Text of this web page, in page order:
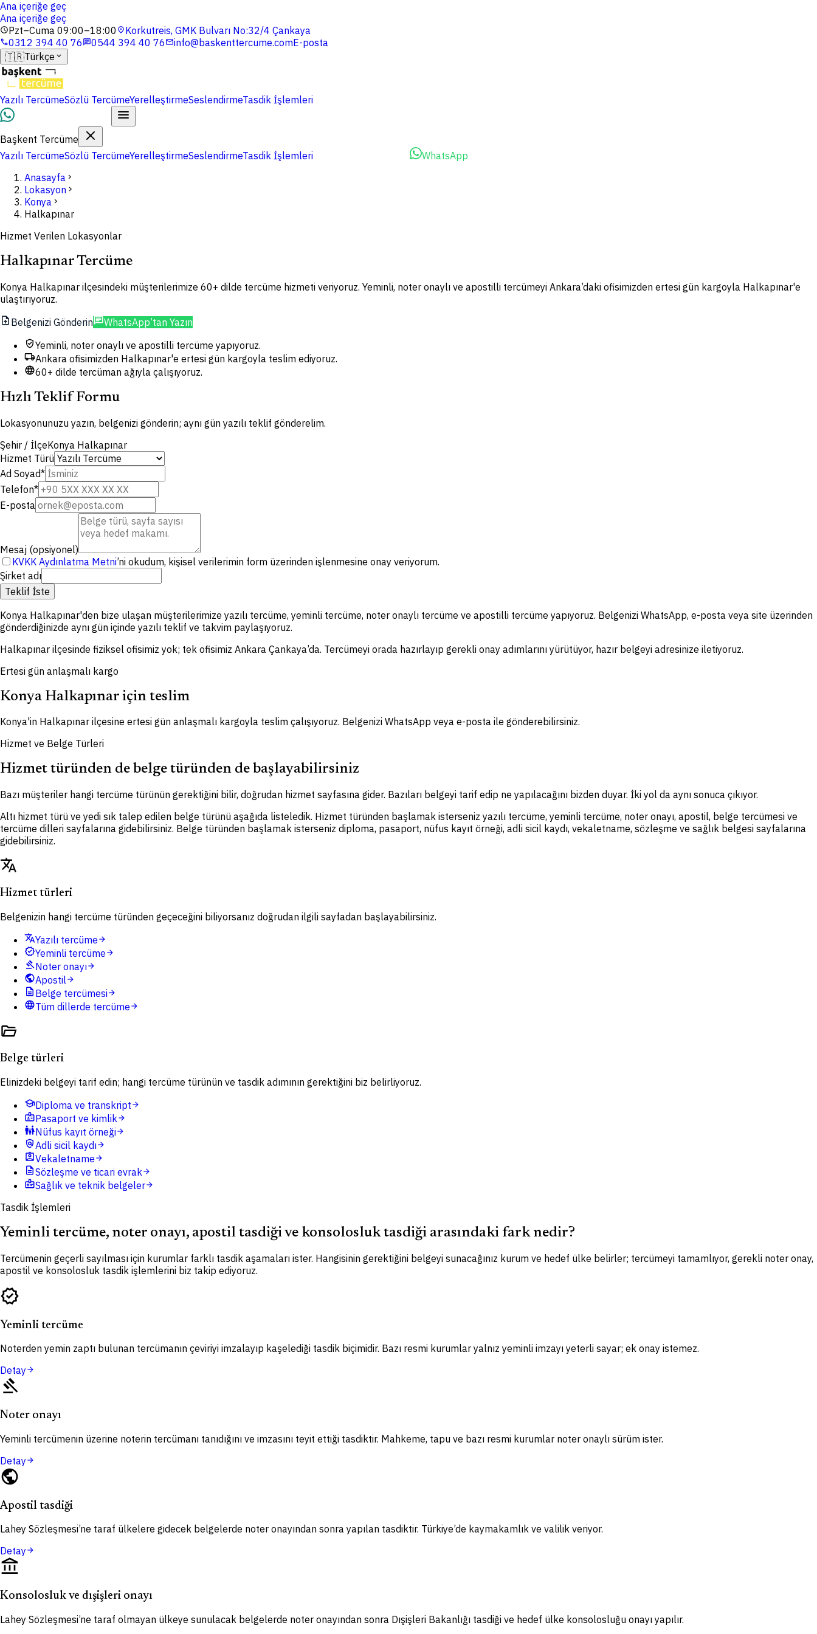
Ana içeriğe geç
Ana içeriğe geç
schedulePzt–Cuma 09:00–18:00 location_onKorkutreis, GMK Bulvarı No:32/4 Çankaya
phone0312 394 40 76chat0544 394 40 76mailinfo@baskenttercume.comE-posta
🇹🇷Türkçe expand_more
Yazılı TercümeSözlü TercümeYerelleştirmeSeslendirmeTasdik İşlemleri
Başkent Tercüme
Yazılı TercümeSözlü TercümeYerelleştirmeSeslendirmeTasdik İşlemleri
WhatsApp
Anasayfa chevron_right
Lokasyon chevron_right
Konya chevron_right
Halkapınar
Hizmet Verilen Lokasyonlar
Halkapınar Tercüme
Konya Halkapınar ilçesindeki müşterilerimize 60+ dilde tercüme hizmeti veriyoruz. Yeminli, noter onaylı ve apostilli tercümeyi Ankara’daki ofisimizden ertesi gün kargoyla Halkapınar'e
ulaştırıyoruz.
upload_file Belgenizi GönderinchatWhatsApp’tan Yazın
verified_userYeminli, noter onaylı ve apostilli tercüme yapıyoruz.
local_shippingAnkara ofisimizden Halkapınar'e ertesi gün kargoyla teslim ediyoruz.
language60+ dilde tercüman ağıyla çalışıyoruz.
Hızlı Teklif Formu
Lokasyonunuzu yazın, belgenizi gönderin; aynı gün yazılı teklif gönderelim.
Şehir / İlçeKonya Halkapınar
Hizmet Türü
Ad Soyad*
Telefon*
E-posta
Mesaj (opsiyonel)
KVKK Aydınlatma Metni’ni okudum, kişisel verilerimin form üzerinden işlenmesine onay veriyorum.
Şirket adı
Teklif İste
Konya Halkapınar'den bize ulaşan müşterilerimize yazılı tercüme, yeminli tercüme, noter onaylı tercüme ve apostilli tercüme yapıyoruz. Belgenizi WhatsApp, e-posta veya site üzerinden
gönderdiğinizde aynı gün içinde yazılı teklif ve takvim paylaşıyoruz.
Halkapınar ilçesinde fiziksel ofisimiz yok; tek ofisimiz Ankara Çankaya’da. Tercümeyi orada hazırlayıp gerekli onay adımlarını yürütüyor, hazır belgeyi adresinize iletiyoruz.
Ertesi gün anlaşmalı kargo
Konya Halkapınar için teslim
Konya'in Halkapınar ilçesine ertesi gün anlaşmalı kargoyla teslim çalışıyoruz. Belgenizi WhatsApp veya e-posta ile gönderebilirsiniz.
Hizmet ve Belge Türleri
Hizmet türünden de belge türünden de başlayabilirsiniz
Bazı müşteriler hangi tercüme türünün gerektiğini bilir, doğrudan hizmet sayfasına gider. Bazıları belgeyi tarif edip ne yapılacağını bizden duyar. İki yol da aynı sonuca çıkıyor.
Altı hizmet türü ve yedi sık talep edilen belge türünü aşağıda listeledik. Hizmet türünden başlamak isterseniz yazılı tercüme, yeminli tercüme, noter onayı, apostil, belge tercümesi ve
tercüme dilleri sayfalarına gidebilirsiniz. Belge türünden başlamak isterseniz diploma, pasaport, nüfus kayıt örneği, adli sicil kaydı, vekaletname, sözleşme ve sağlık belgesi sayfalarına
gidebilirsiniz.
translate
Hizmet türleri
Belgenizin hangi tercüme türünden geçeceğini biliyorsanız doğrudan ilgili sayfadan başlayabilirsiniz.
translateYazılı tercümearrow_forward
verifiedYeminli tercümearrow_forward
gavelNoter onayıarrow_forward
publicApostilarrow_forward
description Belge tercümesiarrow_forward
languageTüm dillerde tercümearrow_forward
folder_open
Belge türleri
Elinizdeki belgeyi tarif edin; hangi tercüme türünün ve tasdik adımının gerektiğini biz belirliyoruz.
schoolDiploma ve transkriptarrow_forward
badgePasaport ve kimlikarrow_forward
family_restroomNüfus kayıt örneğiarrow_forward
policyAdli sicil kaydıarrow_forward
assignment_indVekaletnamearrow_forward
descriptionSözleşme ve ticari evrakarrow_forward
medical_informationSağlık ve teknik belgelerarrow_forward
Tasdik İşlemleri
Yeminli tercüme, noter onayı, apostil tasdiği ve konsolosluk tasdiği arasındaki fark nedir?
Tercümenin geçerli sayılması için kurumlar farklı tasdik aşamaları ister. Hangisinin gerektiğini belgeyi sunacağınız kurum ve hedef ülke belirler; tercümeyi tamamlıyor, gerekli noter onay,
apostil ve konsolosluk tasdik işlemlerini biz takip ediyoruz.
verified
Yeminli tercüme
Noterden yemin zaptı bulunan tercümanın çeviriyi imzalayıp kaşelediği tasdik biçimidir. Bazı resmi kurumlar yalnız yeminli imzayı yeterli sayar; ek onay istemez.
Detayarrow_forward
gavel
Noter onayı
Yeminli tercümenin üzerine noterin tercümanı tanıdığını ve imzasını teyit ettiği tasdiktir. Mahkeme, tapu ve bazı resmi kurumlar noter onaylı sürüm ister.
Detayarrow_forward
public
Apostil tasdiği
Lahey Sözleşmesi’ne taraf ülkelere gidecek belgelerde noter onayından sonra yapılan tasdiktir. Türkiye’de kaymakamlık ve valilik veriyor.
Detayarrow_forward
account_balance
Konsolosluk ve dışişleri onayı
Lahey Sözleşmesi’ne taraf olmayan ülkeye sunulacak belgelerde noter onayından sonra Dışişleri Bakanlığı tasdiği ve hedef ülke konsolosluğu onayı yapılır.